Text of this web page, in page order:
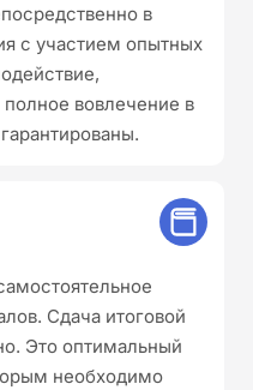
в
с участием опытных
вовлечение в
Сдача итоговой
Это оптимальный
необходимо